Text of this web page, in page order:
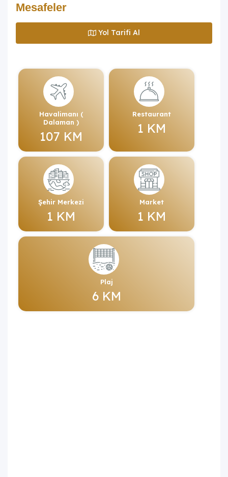
Mesafeler
Yol Tarifi Al
Havalimanı (
Dalaman )
107 KM
Restaurant
1 KM
Şehir Merkezi
1 KM
Market
1 KM
Plaj
6 KM